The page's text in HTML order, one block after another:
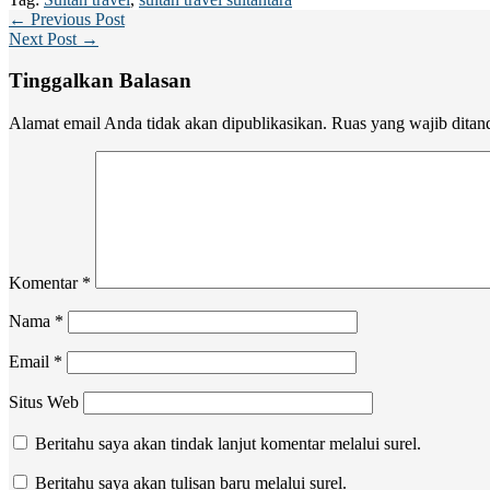
← Previous Post
Next Post →
Tinggalkan Balasan
Alamat email Anda tidak akan dipublikasikan. Ruas yang wajib
Komentar *
Nama *
Email *
Situs Web
Beritahu saya akan tindak lanjut komentar melalui surel.
Beritahu saya akan tulisan baru melalui surel.